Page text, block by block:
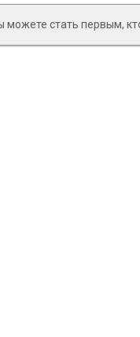
стать первым,